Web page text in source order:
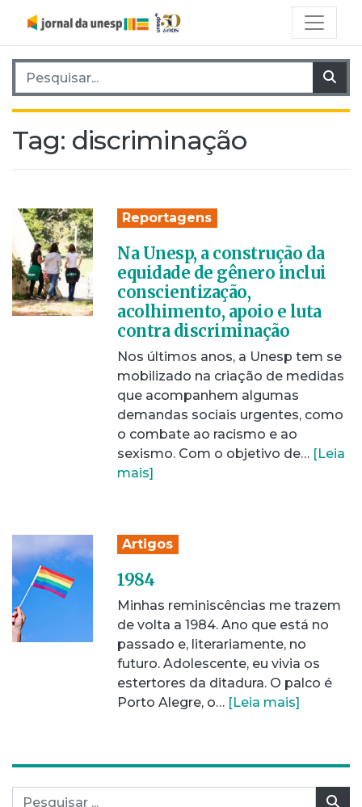
Pesquisar por:
Tag: discriminação
Reportagens
Na Unesp, a construção da
equidade de gênero inclui
conscientização,
acolhimento, apoio e luta
contra discriminação
Nos últimos anos, a Unesp tem se
mobilizado na criação de medidas
que acompanhem algumas
demandas sociais urgentes, como
o combate ao racismo e ao
sexismo. Com o objetivo de… [Leia
mais]
Artigos
1984
Minhas reminiscências me trazem
de volta a 1984. Ano que está no
passado e, literariamente, no
futuro. Adolescente, eu vivia os
estertores da ditadura. O palco é
Porto Alegre, o… [Leia mais]
Pesquisar por: